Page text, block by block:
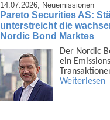
14.07.2026, Neuemissionen
Pareto Securities AS:
unterstreicht die
Nordic Bond Marktes
Der Nordic
ein
Weiterlesen